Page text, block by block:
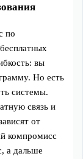
по
вы
Но есть
системы.
связь и
от
компромисс
а дальше